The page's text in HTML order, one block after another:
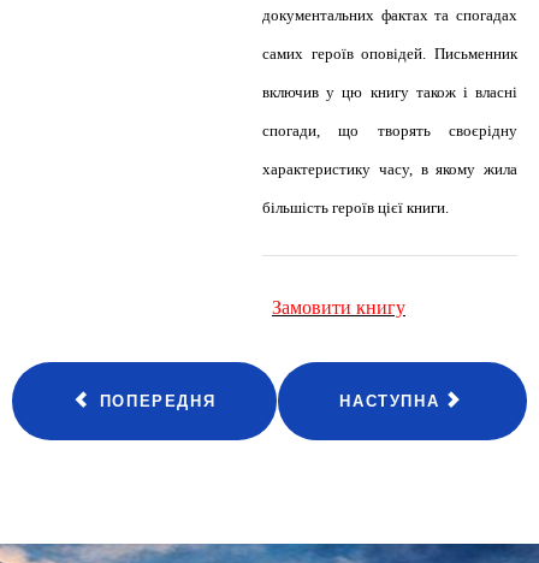
документальних фактах та спогадах
самих героїв оповідей. Письменник
включив у цю книгу також і власні
спогади, що творять своєрідну
характеристику часу, в якому жила
більшість героїв цієї книги.
Замовити книгу
ПОПЕРЕДНЯ НАСТУПНА